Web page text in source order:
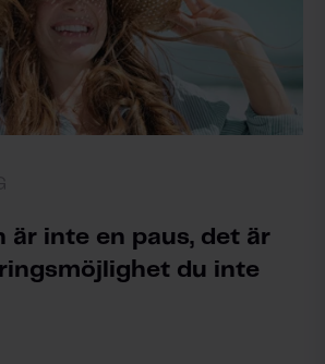
är inte en paus, det är
du inte